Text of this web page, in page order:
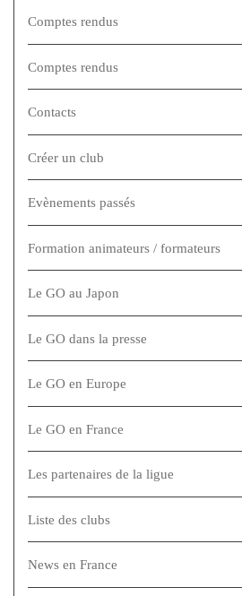
Comptes rendus
Comptes rendus
Contacts
Créer un club
Evènements passés
Formation animateurs / formateurs
Le GO au Japon
Le GO dans la presse
Le GO en Europe
Le GO en France
Les partenaires de la ligue
Liste des clubs
News en France